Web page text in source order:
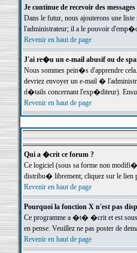
Je continue de recevoir des
Dans le futur, nous ajouterons une
l'administrateur; il a le pouvoir
Revenir en haut de page
J'ai re�u un e-mail abusif ou de
Nous sommes pein�s d'apprendre
devriez envoyer un e-mail �
d�tails concernant l'exp�diteur).
Revenir en haut de page
Qui a �crit ce forum ?
Ce logiciel (sous sa forme non
distribu� librement; cliquez sur le lien
Revenir en haut de page
Pourquoi la fonction X n'est pas
Ce programme a �t� �crit et est sous
en pense. Veuillez ne pas poster de
Revenir en haut de page